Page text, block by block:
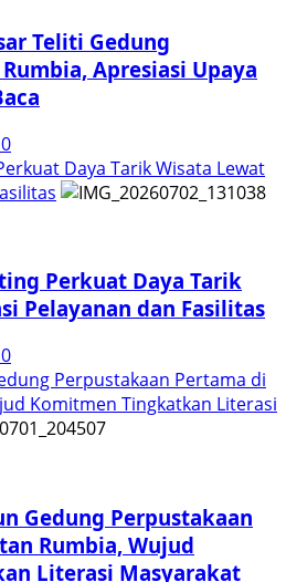
Teliti Gedung
Apresiasi Upaya
0
Daya Tarik Wisata Lewat
Perkuat Daya Tarik
Pelayanan dan Fasilitas
0
Perpustakaan Pertama di
Komitmen Tingkatkan Literasi
Gedung Perpustakaan
Rumbia, Wujud
Literasi Masyarakat